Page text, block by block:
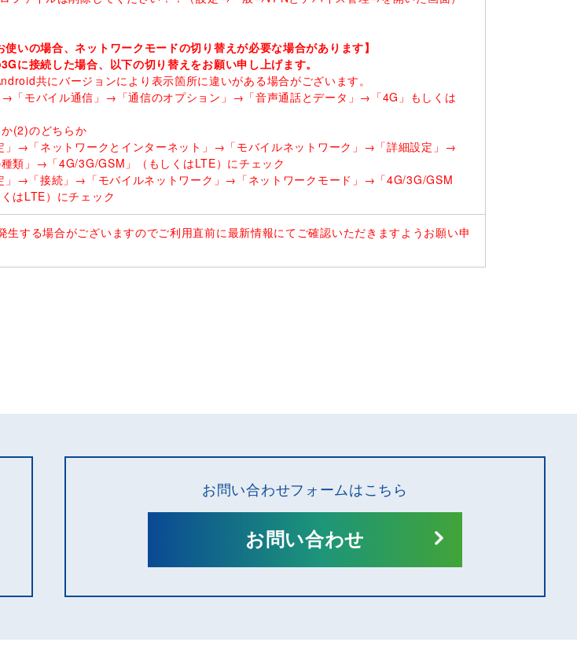
使いの場合、ネットワークモードの切り替えが必要な場合があります】
に接続した場合、以下の切り替えをお願い申し上げます。
共にバージョンにより表示箇所に違いがある場合がございます。
→「モバイル通信」→「通信のオプション」→「音声通話とデータ」→「4G」もしくは
(2)のどちらか
」→「ネットワークとインターネット」→「モバイルネットワーク」→「詳細設定」→
種類」→「4G/3G/GSM」（もしくはLTE）にチェック
」→「接続」→「モバイルネットワーク」→「ネットワークモード」→「4G/3G/GSM
はLTE）にチェック
生する場合がございますのでご利用直前に最新情報にてご確認いただきますようお願い申
お問い合わせフォームはこちら
お問い合わせ